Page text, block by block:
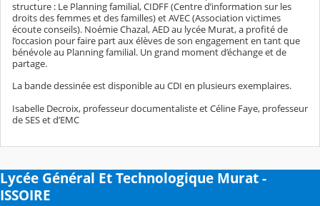
structure : Le Planning familial, CIDFF (Centre d’information sur les
droits des femmes et des familles) et AVEC (Association victimes
écoute conseils). Noémie Chazal, AED au lycée Murat, a profité de
l’occasion pour faire part aux élèves de son engagement en tant que
bénévole au Planning familial. Un grand moment d’échange et de
partage.
La bande dessinée est disponible au CDI en plusieurs exemplaires.
Isabelle Decroix, professeur documentaliste et Céline Faye, professeur
de SES et d’EMC
Lycée Général Et Technologique Murat -
ISSOIRE